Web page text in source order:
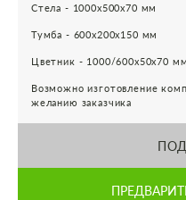
Стела - 1000х500х70 мм
Тумба - 600х200х150 мм
Цветник - 1000/600х50х70 мм
Возможно изготовление
желанию заказчика